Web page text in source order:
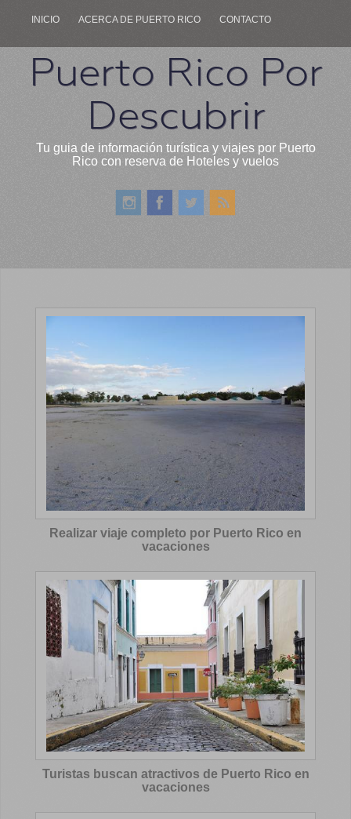
INICIO ACERCA DE PUERTO RICO CONTACTO
Puerto Rico Por
Descubrir
Tu guia de información turística y viajes por Puerto
Rico con reserva de Hoteles y vuelos
Realizar viaje completo por Puerto Rico en
vacaciones
Turistas buscan atractivos de Puerto Rico en
vacaciones